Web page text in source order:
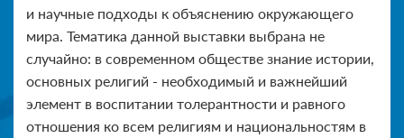
и научные подходы к объяснению окружающего
мира. Тематика данной выставки выбрана не
случайно: в современном обществе знание истории,
основных религий - необходимый и важнейший
элемент в воспитании толерантности и равного
отношения ко всем религиям и национальностям в